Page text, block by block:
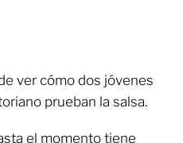
ver cómo dos jóvenes
prueban la salsa.
el momento tiene